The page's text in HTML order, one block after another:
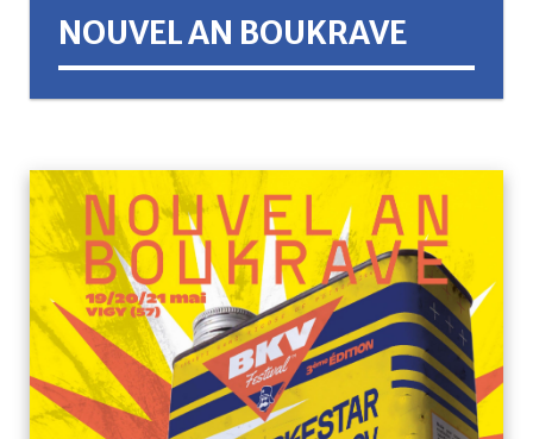
NOUVEL AN BOUKRAVE